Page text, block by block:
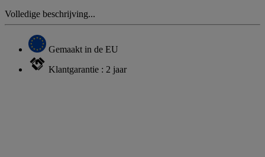
Volledige beschrijving...
Gemaakt in de EU
Klantgarantie : 2 jaar